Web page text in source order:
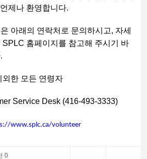
언제나 환영합니다.
아래의 연락처로 문의하시고, 자세
SPLC 홈페이지를 참고해 주시기
바
.
외한 모든 연령자
Service Desk (416-493-3333)
www.splc.ca/volunteer
0